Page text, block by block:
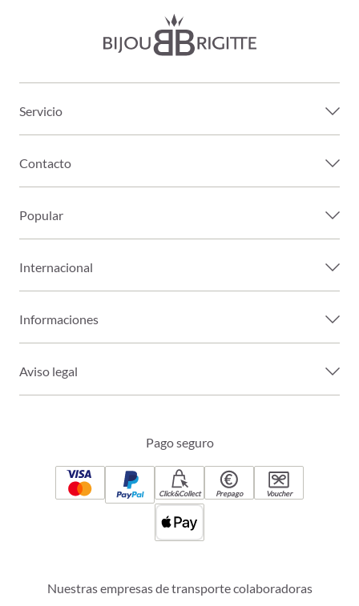
Servicio
Contacto
Popular
Internacional
Informaciones
Aviso legal
Pago seguro
Click&Collect Prepago Voucher
Nuestras empresas de transporte colaboradoras